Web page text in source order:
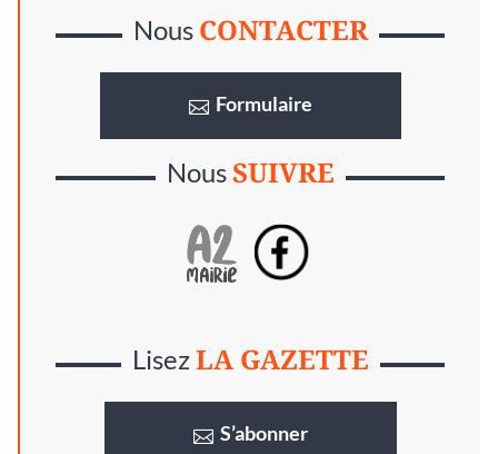
Nous CONTACTER
Formulaire
NousSUIVRE
LisezLA GAZETTE
S’abonner